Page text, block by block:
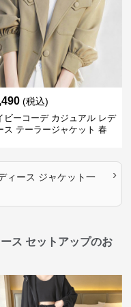
(税込)
ビーコーデ カジュアル レデ
ス テーラージャケット 春
ィース ジャケット一
›
ス セットアップのお